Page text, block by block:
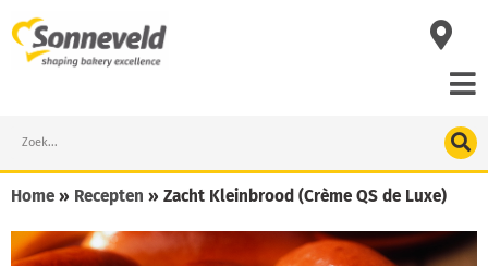
to
content
Search
Home » Recepten » Zacht Kleinbrood (Crème QS de Luxe)